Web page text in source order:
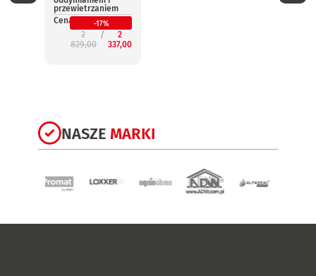
przewietrzaniem
Cena:
-17%
2
829,00
2
337,00
NASZE MARKI